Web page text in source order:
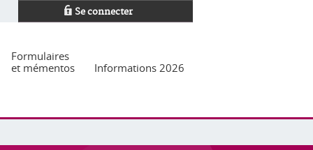
Se connecter
Formulaires
et mémentos
Informations 2026